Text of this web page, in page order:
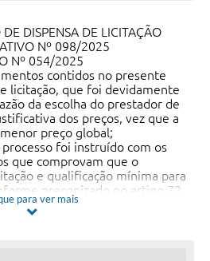
DISPENSA DE LICITAÇÃO
Nº 098/2025
Nº 054/2025
contidos no presente
licitação, que foi devidamente
da escolha do prestador de
dos preços, vez que a
preço global;
processo foi instruído com os
que comprovam que o
e qualificação mínima para
preconizado no artigo 72
JURIDICO que atesta que
para ver mais